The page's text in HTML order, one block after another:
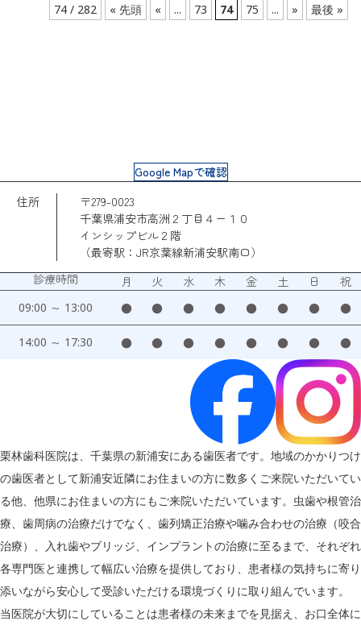
74 / 282 « 先頭 « ... 73 74 75 ... » 最後 »
Google Mapで確認
住所
〒279-0023
千葉県浦安市高洲２丁目４ー１０
インシップビル２階
（最寄駅：JR京葉線新浦安駅南口）
診療時間
月 火 水 木 金 土 日 祝
09:00 ～ 13:00 ● ● ● ● ● ● ● ●
14:00 ～ 17:30 ● ● ● ● ● ● ● ●
栗林歯科医院は、千葉県の新浦安にある歯医者です。地域のかかりつけ
の歯医者として新浦安近隣にお住まいの方に数多くご来院いただいてい
る他、他県にお住まいの方にもご来院いただいています。虫歯や根管治
療、歯周病の治療だけでなく、歯列矯正治療や噛み合わせの治療（咬合
治療）、入れ歯やブリッジ、インプラントの治療に至るまで、それぞれ
各専門医と連携して幅広い治療を提供しており、患者様の気持ちに寄り
添いながら安心して受診いただける環境づくりに取り組んでいます。
当医院が大切にしていることは患者様の未来までを見据え、お口全体に